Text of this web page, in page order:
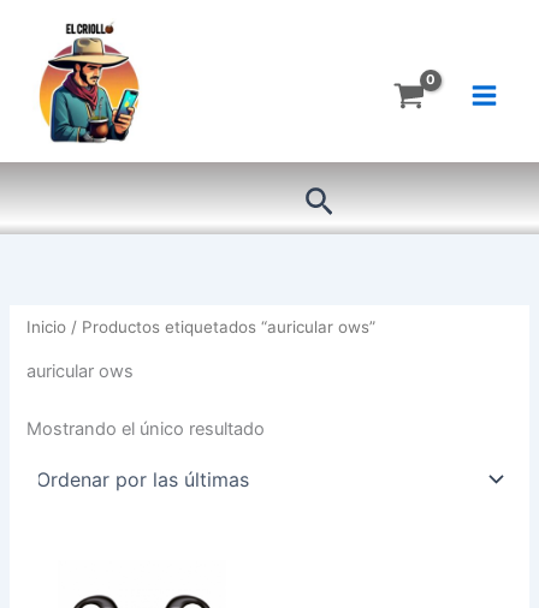
contenido
Buscar
Inicio / Productos etiquetados “auricular ows”
auricular ows
Mostrando el único resultado
BLUETOOTH